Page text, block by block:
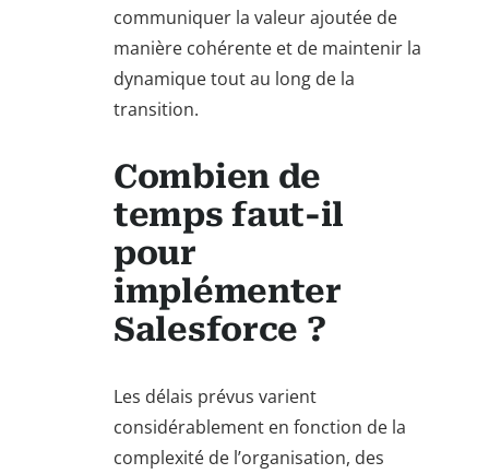
communiquer la valeur ajoutée de
manière cohérente et de maintenir la
dynamique tout au long de la
transition.
Combien de
temps faut-il
pour
implémenter
Salesforce ?
Les délais prévus varient
considérablement en fonction de la
complexité de l’organisation, des